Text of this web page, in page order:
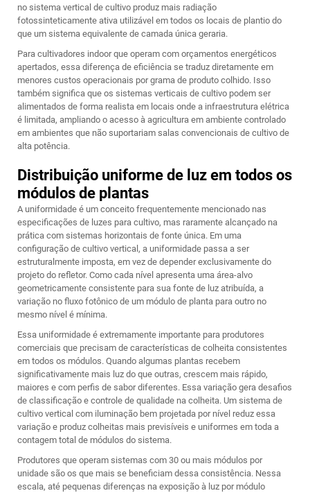
no sistema vertical de cultivo produz mais radiação
fotossinteticamente ativa utilizável em todos os locais de plantio do
que um sistema equivalente de camada única geraria.
Para cultivadores indoor que operam com orçamentos energéticos
apertados, essa diferença de eficiência se traduz diretamente em
menores custos operacionais por grama de produto colhido. Isso
também significa que os sistemas verticais de cultivo podem ser
alimentados de forma realista em locais onde a infraestrutura elétrica
é limitada, ampliando o acesso à agricultura em ambiente controlado
em ambientes que não suportariam salas convencionais de cultivo de
alta potência.
Distribuição uniforme de luz em todos os
módulos de plantas
A uniformidade é um conceito frequentemente mencionado nas
especificações de luzes para cultivo, mas raramente alcançado na
prática com sistemas horizontais de fonte única. Em uma
configuração de cultivo vertical, a uniformidade passa a ser
estruturalmente imposta, em vez de depender exclusivamente do
projeto do refletor. Como cada nível apresenta uma área-alvo
geometricamente consistente para sua fonte de luz atribuída, a
variação no fluxo fotônico de um módulo de planta para outro no
mesmo nível é mínima.
Essa uniformidade é extremamente importante para produtores
comerciais que precisam de características de colheita consistentes
em todos os módulos. Quando algumas plantas recebem
significativamente mais luz do que outras, crescem mais rápido,
maiores e com perfis de sabor diferentes. Essa variação gera desafios
de classificação e controle de qualidade na colheita. Um sistema de
cultivo vertical com iluminação bem projetada por nível reduz essa
variação e produz colheitas mais previsíveis e uniformes em toda a
contagem total de módulos do sistema.
Produtores que operam sistemas com 30 ou mais módulos por
unidade são os que mais se beneficiam dessa consistência. Nessa
escala, até pequenas diferenças na exposição à luz por módulo